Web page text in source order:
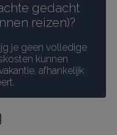
gedacht
reizen)?
je geen volledige
kunnen
afhankelijk